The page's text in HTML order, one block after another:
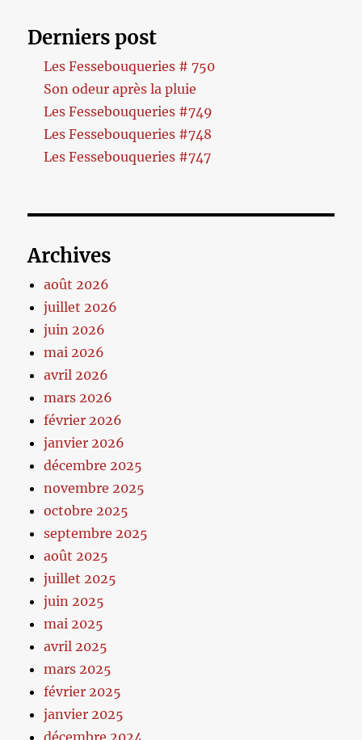
Derniers post
Les Fessebouqueries # 750
Son odeur après la pluie
Les Fessebouqueries #749
Les Fessebouqueries #748
Les Fessebouqueries #747
Archives
août 2026
juillet 2026
juin 2026
mai 2026
avril 2026
mars 2026
février 2026
janvier 2026
décembre 2025
novembre 2025
octobre 2025
septembre 2025
août 2025
juillet 2025
juin 2025
mai 2025
avril 2025
mars 2025
février 2025
janvier 2025